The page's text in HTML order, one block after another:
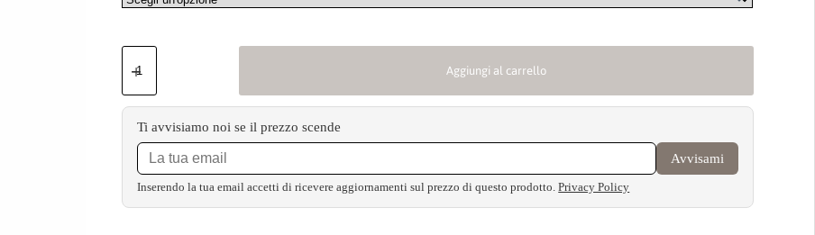
Aggiungi al carrello
Ti avvisiamo noi se il prezzo scende
Avvisami
Inserendo la tua email accetti di ricevere aggiornamenti sul prezzo di questo prodotto.Privacy Policy